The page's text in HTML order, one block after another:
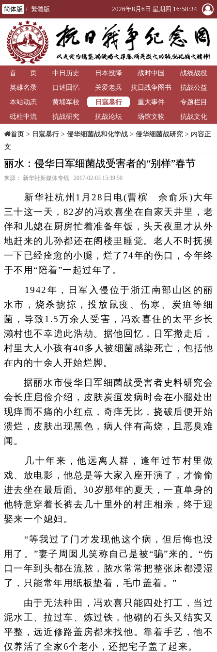
简体版 / 繁體版 2026年8月6日 星期四 16:58:34
首 页 中日历史 日本投降 战时中国
战线战役
英雄名录
口述回忆 关爱老兵
抗日战争图书
馆
抗战公益
本站动态
黄埔军校 日寇暴行 重大事件
专题栏目
砥柱中流
抗战研究 抗战论坛 场馆文物 抗战文化
首页> 日寇暴行> 侵华细菌战和化学战> 侵华细菌战研究> 内容正
文
丽水：侵华日军细菌战受害者的“别样”春节
来源： 新华社新媒体专线 2017-02-03 15:39:59
新华社杭州1月28日电(曹槟 余俞乐)大年
三十这一天，82岁的冯欢喜坐在自家天井里，老
伴和儿媳在厨房忙着准备年饭，头天夜里才从外
地赶来的儿孙都还在阁楼里睡觉。老人不时抚摸
一下已经痊愈的小腿，烂了74年的伤口，今年终
于不用“陪着”一起过年了。
1942年，日军入侵位于浙江南部山区的丽
水市，烧杀掳掠，投放鼠疫、伤寒、炭疽等细
菌，导致1.5万余人受害，冯欢喜住的太平乡长
濑村也不幸遭此浩劫。据他回忆，日军撤走后，
村里大人小孩有40多人被细菌感染死亡，包括他
在内的十余人开始烂脚。
据丽水市侵华日军细菌战受害者史料研究会
会长庄启俭介绍，皮肤炭疽发病时会在小腿处出
现痒而不痛的小红点，奇痒无比，挠破后便开始
溃烂，皮肤出现黑色，病人伴有高烧，且恶臭难
闻。
几十年来，他远离人群，逢年过节村里做
戏、放电影，他总是等大家入座开演了，才偷偷
进去坐在最后面。30岁那年的夏天，一直单身的
他特意穿着长裤去几十里外的村庄相亲，终于迎
娶来一个媳妇。
“等我过了门才发现他这个病，但后悔也没
用了。”妻子周囡儿笑称自己是被“骗”来的。“伤
口一年到头都在流脓，脓水常常把整张床都浸湿
了，只能常年用纸板垫着，毛巾盖着。”
由于无法种田，冯欢喜只能四处打工，当过
泥水工、拉过车、炼过铁，他砌的石头又结实又
平整，远近修路盖房都来找他。靠着手艺，他不
仅养活了全家6个老小，还把宅子盖了起来。